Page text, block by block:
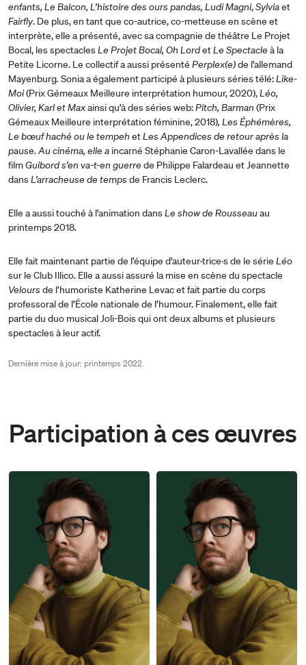
enfants, Le Balcon, L’histoire des ours pandas, Ludi Magni,Sylviaet
Fairfly. De plus, en tant que co-autrice, co-metteuse en scène et
interprète, elle a présenté, avec sa compagnie de théâtre Le Projet
Bocal, les spectaclesLe Projet Bocal, Oh LordetLe Spectacle à la
Petite Licorne. Le collectif a aussi présenté Perplex(e)de l’allemand
Mayenburg. Sonia a également participé à plusieurs séries télé:Like-
Moi(Prix Gémeaux Meilleure interprétation humour, 2020),Léo,
Olivier, Karl et Maxainsi qu’à des séries web:Pitch, Barman (Prix
Gémeaux Meilleure interprétation féminine, 2018), Les Éphémères,
Le bœuf haché ou le tempeh etLes Appendices de retour après la
pause. Au cinéma, elle a incarné Stéphanie Caron-Lavallée dans le
filmGuibord s’en va-t-en guerre de Philippe Falardeau et Jeannette
dansL’arracheuse de temps de Francis Leclerc.
Elle a aussi touché à l’animation dansLe show de Rousseauau
printemps 2018.
Elle fait maintenant partie de l’équipe d’auteur·trice·s de le série Léo
sur le Club Illico. Elle a aussi assuré la mise en scène du spectacle
Velours de l’humoriste Katherine Levac et fait partie du corps
professoral de l’École nationale de l’humour. Finalement, elle fait
partie du duo musical Joli-Bois qui ont deux albums et plusieurs
spectacles à leur actif.
Dernière mise à jour: printemps 2022.
Participation à ces œuvres